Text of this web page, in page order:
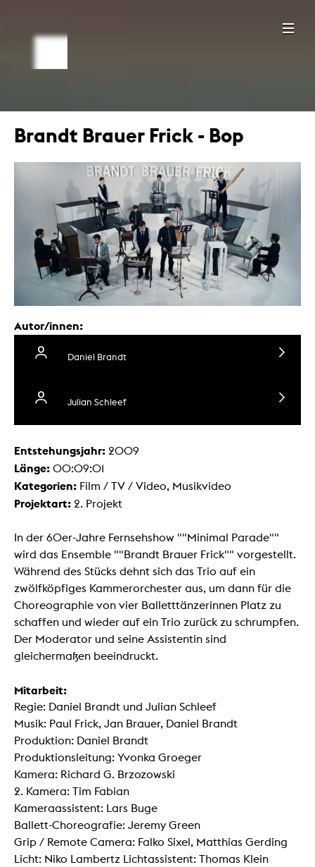
Brandt Brauer Frick - Bop
Autor/innen:
Daniel Brandt
Julian Schleef
Entstehungsjahr: 2009
Länge: 00:09:01
Kategorien: Film / TV / Video, Musikvideo
Projektart: 2. Projekt
In der 60er-Jahre Fernsehshow ""Minimal Parade""
wird das Ensemble ""Brandt Brauer Frick"" vorgestellt.
Während des Stücks dehnt sich das Trio auf ein
zwölfköpfiges Kammerorchester aus, um dann für die
Choreographie von vier Balletttänzerinnen Platz zu
schaffen und wieder auf ein Trio zurück zu schrumpfen.
Der Moderator und seine Assistentin sind
gleichermaßen beeindruckt.
Mitarbeit:
Regie: Daniel Brandt und Julian Schleef
Musik: Paul Frick, Jan Brauer, Daniel Brandt
Produktion: Daniel Brandt
Produktionsleitung: Yvonka Groeger
Kamera: Richard G. Brzozowski
2. Kamera: Tim Fabian
Kameraassistent: Lars Buge
Ballett-Choreografie: Jeremy Green
Grip / Remote Camera: Falko Sixel, Matthias Gerding
Licht: Niko Lambertz Lichtassistent: Thomas Klein